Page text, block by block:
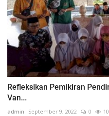
Refleksikan Pemikiran
Van...
admin September 9, 2022 0